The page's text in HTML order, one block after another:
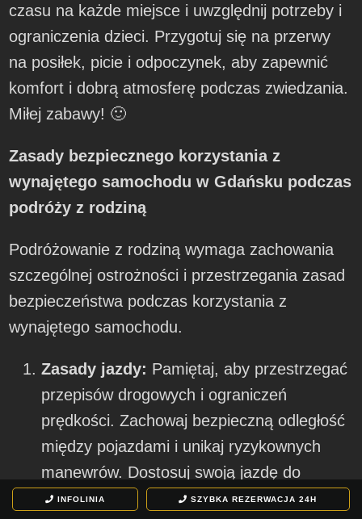
INFOLINIA SZYBKA REZERWACJA24H
czasu na każde miejsce i uwzględnij potrzeby i
ograniczenia dzieci. Przygotuj się na przerwy
na posiłek, picie i odpoczynek, aby zapewnić
komfort i dobrą atmosferę podczas zwiedzania.
Miłej zabawy! 🙂
Zasady bezpiecznego korzystania z
wynajętego samochodu w Gdańsku podczas
podróży z rodziną
Podróżowanie z rodziną wymaga zachowania
szczególnej ostrożności i przestrzegania zasad
bezpieczeństwa podczas korzystania z
wynajętego samochodu.
Zasady jazdy: Pamiętaj, aby przestrzegać
przepisów drogowych i ograniczeń
prędkości. Zachowaj bezpieczną odległość
między pojazdami i unikaj ryzykownych
manewrów. Dostosuj swoją jazdę do
warunków drogowych i utrzymuj stałą